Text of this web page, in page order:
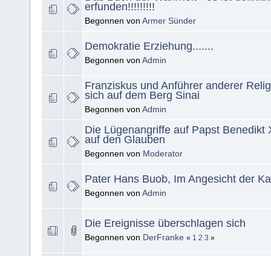
erfunden!!!!!!!!!
Begonnen von Armer Sünder
Demokratie Erziehung.......
Begonnen von Admin
Franziskus und Anführer anderer
sich auf dem Berg Sinai
Begonnen von Admin
Die Lügenangriffe auf Papst Benedikt
auf den Glauben
Begonnen von Moderator
Pater Hans Buob, Im Angesicht der
Begonnen von Admin
Die Ereignisse überschlagen sich
Begonnen von DerFranke « 1 2 3 »